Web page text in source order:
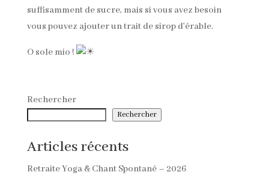
suffisamment de sucre, mais si vous avez besoin
vous pouvez ajouter un trait de sirop d’érable.
O sole mio !
Rechercher
Rechercher
Articles récents
Retraite Yoga & Chant Spontané – 2026